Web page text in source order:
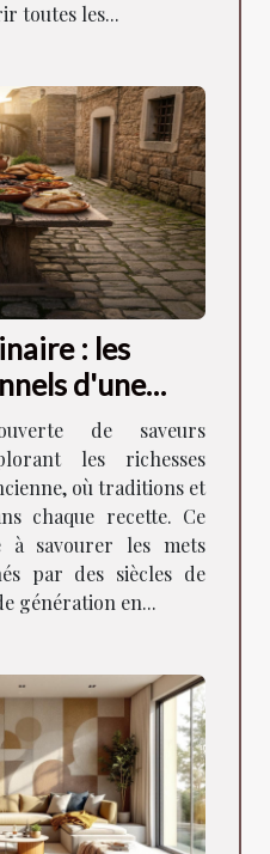
toutes les...
: les
d'une
de saveurs
les richesses
où traditions et
chaque recette. Ce
à savourer les mets
par des siècles de
génération en...